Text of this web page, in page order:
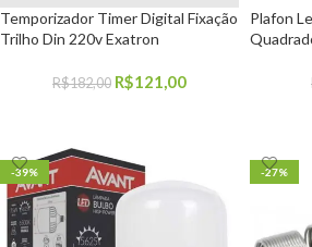
Temporizador Timer Digital Fixação
Trilho Din 220v Exatron
R$182,00 R$121,00
Plafon
-39% -27%